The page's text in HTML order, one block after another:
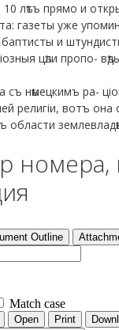
лѣтъ прямо и
газеты уже
и
цѣли пропо-
съ нѣмецкимъ ра-
религіи, вотъ она
области